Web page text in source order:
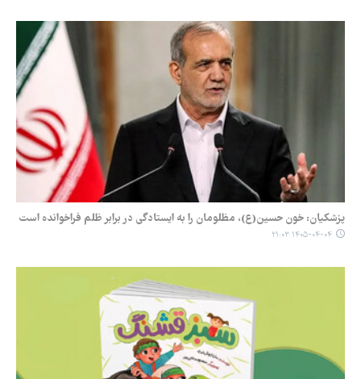
پزشکیان: خون حسین(ع)، مظلومان را به ایستادگی در برابر ظلم فراخوانده است
۱۴۰۵-۰۴-۰۴ ۲۱:۰۳